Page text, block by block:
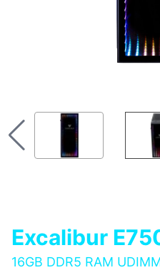
Excalibur
16GB DDR5 RAM